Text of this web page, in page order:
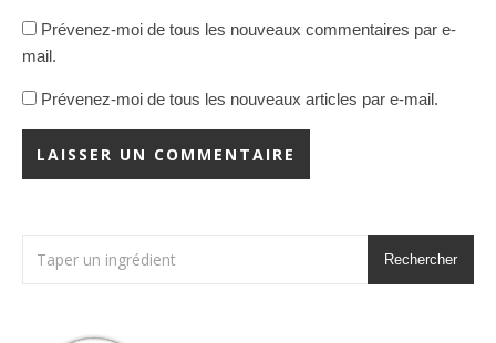
Prévenez-moi de tous les nouveaux commentaires par e-
mail.
Prévenez-moi de tous les nouveaux articles par e-mail.
Rechercher